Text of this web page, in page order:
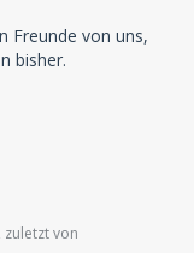
Freunde von uns,
bisher.
von